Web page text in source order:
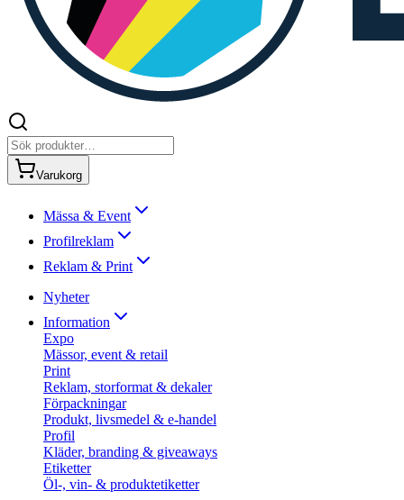
Varukorg
Mässa & Event
Profilreklam
Reklam & Print
Nyheter
Information
Expo
Mässor, event & retail
Print
Reklam, storformat & dekaler
Förpackningar
Produkt, livsmedel & e-handel
Profil
Kläder, branding & giveaways
Etiketter
Öl-, vin- & produktetiketter